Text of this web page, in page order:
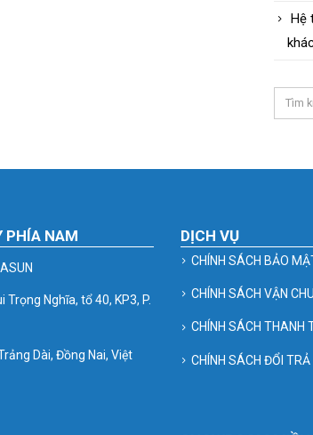
Hệ
PHÍA NAM
Nghĩa, tổ 40, KP3, P.
Dài, Đồng Nai, Việt
DỊCH VỤ
CHÍNH SÁCH BẢO
CHÍNH SÁCH VẬN
CHÍNH SÁCH THANH
CHÍNH SÁCH ĐỔI TRẢ